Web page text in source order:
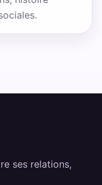
ses relations,